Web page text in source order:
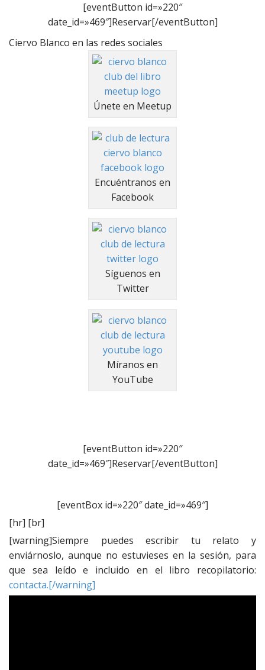
[eventButton id=»220″
date_id=»469″]Reservar[/eventButton]
Ciervo Blanco en las redes sociales
Únete en Meetup
Encuéntranos en
Facebook
Síguenos en
Twitter
Míranos en
YouTube
[eventButton id=»220″
date_id=»469″]Reservar[/eventButton]
[eventBox id=»220″ date_id=»469″]
[hr] [br]
[warning]Siempre puedes escribir tu relato y
enviárnoslo, aunque no estuvieses en la sesión, para
que sea leído e incluido en el libro recopilatorio:
contacta.[/warning]